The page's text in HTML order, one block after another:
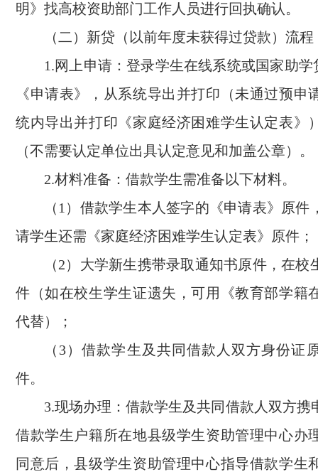
明》找高校资助部门工作人员进行回执确认。
（二）新贷（以前年度未获得过贷款）流程
1.网上申请：登录学生在线系统或国家助学
《申请表》，从系统导出并打印（未通过预申
统内导出并打印《家庭经济困难学生认定表》
（不需要认定单位出具认定意见和加盖公章）。
2.材料准备：借款学生需准备以下材料。
（1）借款学生本人签字的《申请表》原件
请学生还需《家庭经济困难学生认定表》原件；
（2）大学新生携带录取通知书原件，在校
件（如在校生学生证遗失，可用《教育部学籍
代替）；
（3）借款学生及共同借款人双方身份证
件。
3.现场办理：借款学生及共同借款人双方携
借款学生户籍所在地县级学生资助管理中心办
同意后，县级学生资助管理中心指导借款学生